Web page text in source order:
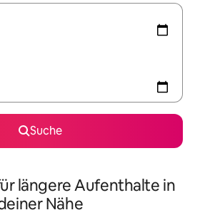
Suche
längere Aufenthalte in
Nähe